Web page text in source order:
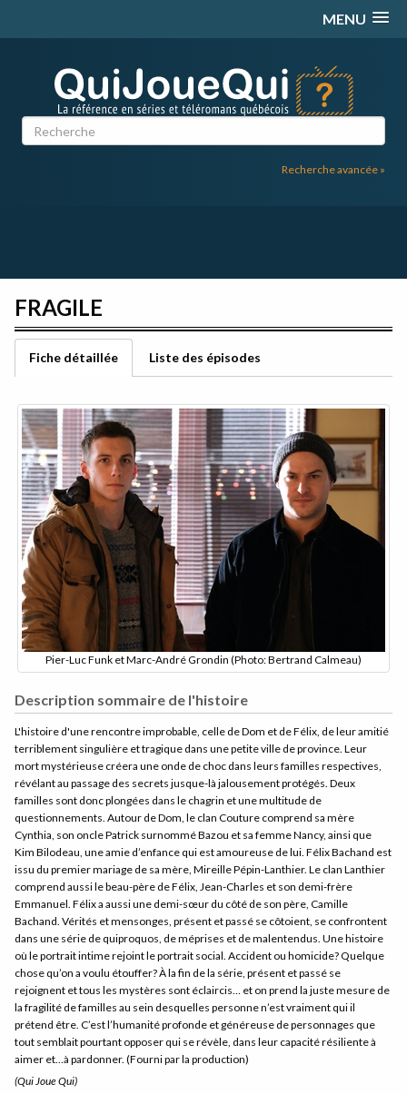
MENU
Recherche avancée »
FRAGILE
Fiche détaillée Liste des épisodes
Pier-Luc Funk et Marc-André Grondin (Photo: Bertrand Calmeau)
Description sommaire de l'histoire
L'histoire d'une rencontre improbable, celle de Dom et de Félix, de leur amitié
terriblement singulière et tragique dans une petite ville de province. Leur
mort mystérieuse créera une onde de choc dans leurs familles respectives,
révélant au passage des secrets jusque-là jalousement protégés. Deux
familles sont donc plongées dans le chagrin et une multitude de
questionnements. Autour de Dom, le clan Couture comprend sa mère
Cynthia, son oncle Patrick surnommé Bazou et sa femme Nancy, ainsi que
Kim Bilodeau, une amie d’enfance qui est amoureuse de lui. Félix Bachand est
issu du premier mariage de sa mère, Mireille Pépin-Lanthier. Le clan Lanthier
comprend aussi le beau-père de Félix, Jean-Charles et son demi-frère
Emmanuel. Félix a aussi une demi-sœur du côté de son père, Camille
Bachand. Vérités et mensonges, présent et passé se côtoient, se confrontent
dans une série de quiproquos, de méprises et de malentendus. Une histoire
où le portrait intime rejoint le portrait social. Accident ou homicide? Quelque
chose qu’on a voulu étouffer? À la fin de la série, présent et passé se
rejoignent et tous les mystères sont éclaircis… et on prend la juste mesure de
la fragilité de familles au sein desquelles personne n’est vraiment qui il
prétend être. C’est l’humanité profonde et généreuse de personnages que
tout semblait pourtant opposer qui se révèle, dans leur capacité résiliente à
aimer et…à pardonner. (Fourni par la production)
(Qui Joue Qui)